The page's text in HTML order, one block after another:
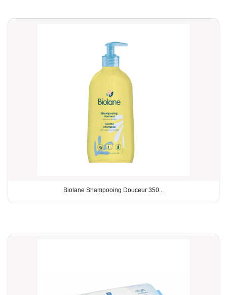
Biolane Shampooing Douceur 350...